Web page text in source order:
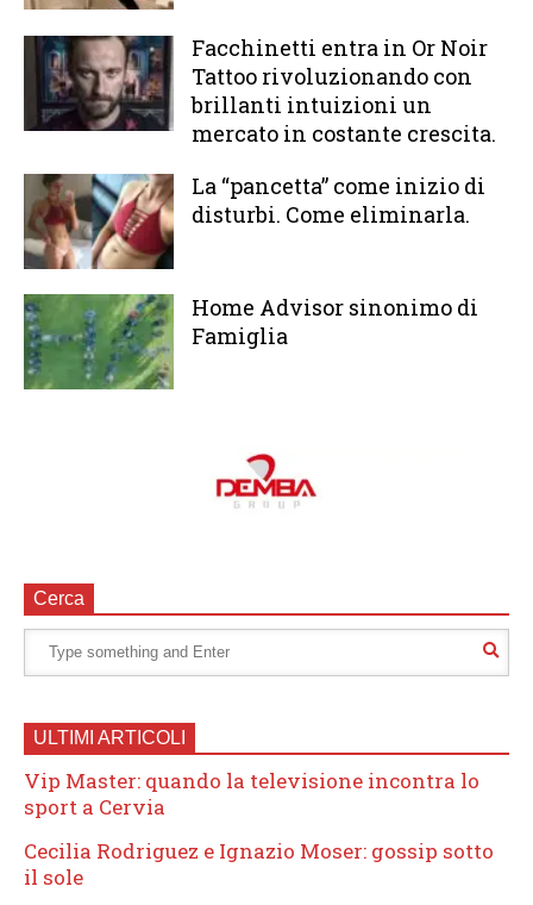
Facchinetti entra in Or Noir
Tattoo rivoluzionando con
brillanti intuizioni un
mercato in costante crescita.
La “pancetta” come inizio di
disturbi. Come eliminarla.
Home Advisor sinonimo di
Famiglia
Cerca
ULTIMI ARTICOLI
Vip Master: quando la televisione incontra lo
sport a Cervia
Cecilia Rodriguez e Ignazio Moser: gossip sotto
il sole